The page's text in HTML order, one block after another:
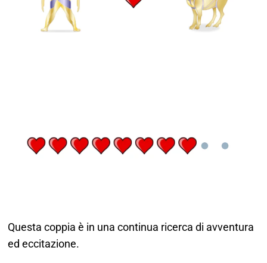
Questa coppia è in una continua ricerca di avventura
ed eccitazione.